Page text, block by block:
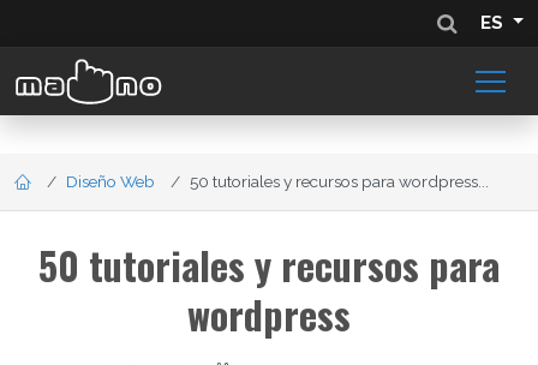
ES
Diseño Web 50 tutoriales y recursos para wordpress...
50 tutoriales y recursos para
wordpress